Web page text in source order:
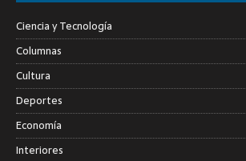
Ciencia y Tecnología
Columnas
Cultura
Deportes
Economía
Interiores